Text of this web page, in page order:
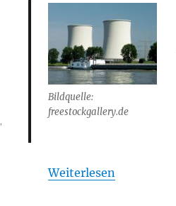
Bildquelle:
freestockgallery.de
Weiterlesen
,